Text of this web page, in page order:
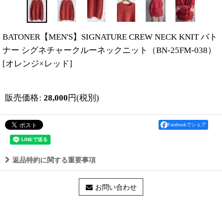
BATONER【MEN'S】SIGNATURE CREW NECK KNIT バト
ナー シグネチャークルーネックニット（BN-25FM-038）
[オレンジ×レッド]
販売価格: 28,000 円(税別)
Facebookでシェア
返品特約に関する重要事項
お問い合わせ